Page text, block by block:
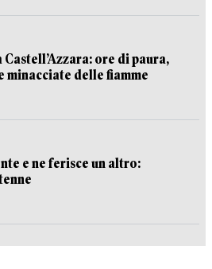
ore di paura,
minacciate delle fiamme
e ne ferisce un altro: